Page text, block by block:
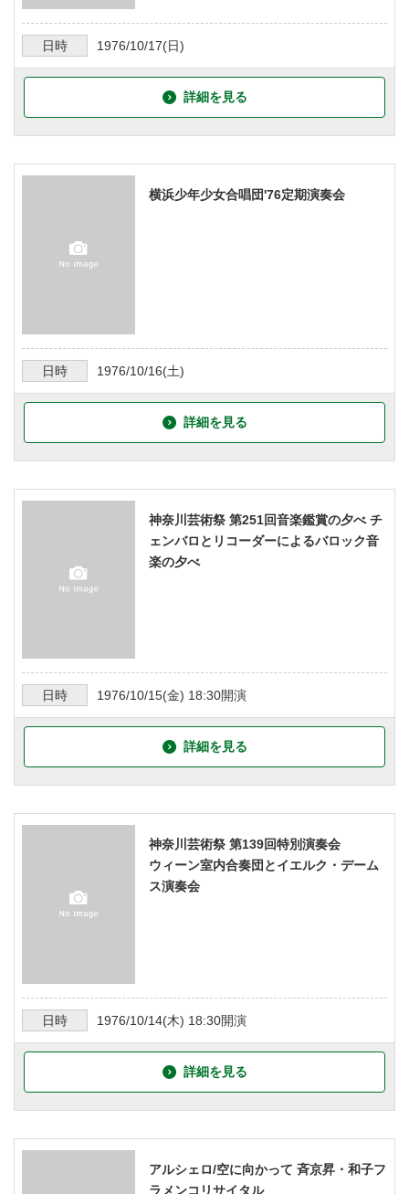
日時 1976/10/17(日)
詳細を見る
横浜少年少女合唱団'76定期演奏会
日時 1976/10/16(土)
詳細を見る
神奈川芸術祭 第251回音楽鑑賞の夕べ チ
ェンバロとリコーダーによるバロック音
楽の夕べ
日時 1976/10/15(金) 18:30開演
詳細を見る
神奈川芸術祭 第139回特別演奏会
ウィーン室内合奏団とイエルク・デーム
ス演奏会
日時 1976/10/14(木) 18:30開演
詳細を見る
アルシェロ/空に向かって 斉京昇・和子フ
ラメンコリサイタル